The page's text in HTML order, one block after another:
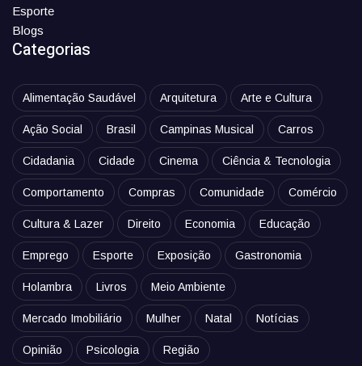
Esporte
Blogs
Categorias
Alimentação Saudável Arquitetura Arte e Cultura
Ação Social Brasil Campinas Musical Carros
Cidadania Cidade Cinema Ciência & Tecnologia
Comportamento Compras Comunidade Comércio
Cultura & Lazer Direito Economia Educação
Emprego Esporte Exposição Gastronomia
Holambra Livros Meio Ambiente
Mercado Imobiliário Mulher Natal Notícias
Opinião Psicologia Região